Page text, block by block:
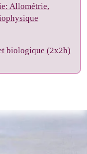
Allométrie,
biologique (2x2h)